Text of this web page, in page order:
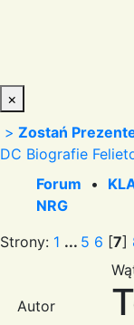
×
> Zostań
DC Biografie
Forum •
NRG
Strony: 1 ... 5 6 [7]
Autor